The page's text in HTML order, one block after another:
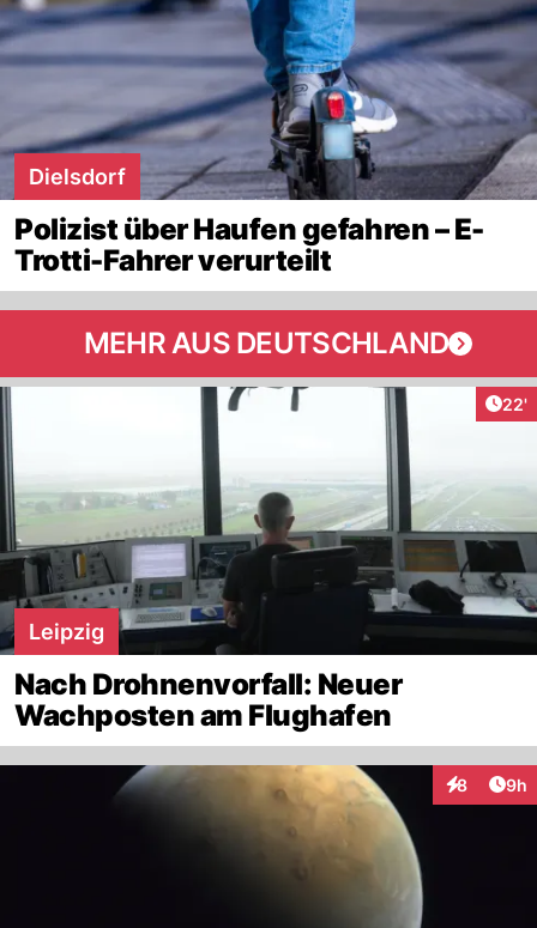
Dielsdorf
Polizist über Haufen gefahren – E-
Trotti-Fahrer verurteilt
MEHR AUS DEUTSCHLAND
22'
Leipzig
Nach Drohnenvorfall: Neuer
Wachposten am Flughafen
8 9h